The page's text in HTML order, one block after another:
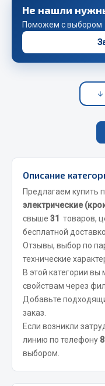
Подвеска
Двигатель
Система охлаждения
Тормозная система
Фильтры
JSB
Mann-filter
Vic
Автоторг
Дифа
Цитрон
Фильтры DONALDSON
Не нашли
Поможем с выбором
Описание
Предлагаем купить
электрические
свыше 31 товаров,
бесплатной
Отзывы, выбор по
технические
В этой категории вы
свойствам через
Добавьте
заказ.
Если возникли
линию по телефону
выбором.